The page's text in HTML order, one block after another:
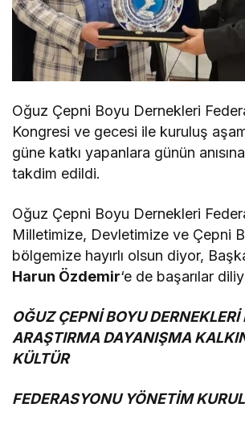
Oğuz Çepni Boyu Dernekleri
Kongresi ve gecesi ile kuruluş
güne katkı yapanlara günün
takdim edildi.
Oğuz Çepni Boyu Dernekleri
Milletimize, Devletimize ve Çepni
bölgemize hayırlı olsun diyor,
Harun Özdemir‘e de başarılar
OĞUZ ÇEPNİ BOYU
ARAŞTIRMA DAYANIŞMA
KÜLTÜR
FEDERASYONUYÖNETİM